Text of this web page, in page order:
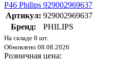
P46 Philips 929002969637
Артикул: 929002969637
Бренд:
PHILIPS
На складе 8 шт.
Обновлено 08.08.2026
Розничная цена: